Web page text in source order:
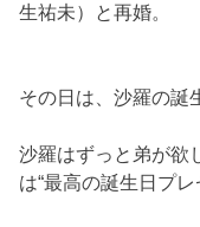
生祐未）と再婚。
その日は、沙羅の誕
沙羅はずっと弟が欲
は“最高の誕生日プレ